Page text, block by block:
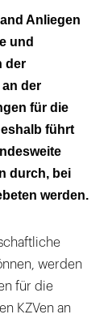
Anliegen
und
der
der
für die
führt
durch, bei
werden.
werden
für die
KZVen an